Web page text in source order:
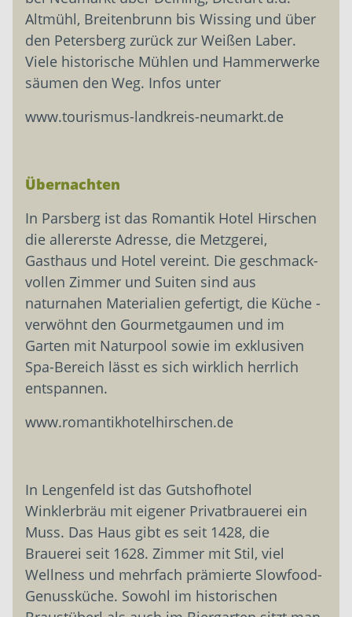
Altmühl, Breitenbrunn bis Wissing und über
den Petersberg zurück zur Weißen ­Laber.
Viele historische Mühlen und Hammerwerke
säumen den Weg. Infos unter
www.tourismus-landkreis-neumarkt.de
Übernachten
In Parsberg ist das Romantik Hotel Hirschen
die allererste Adresse, die Metzgerei,
Gasthaus und Hotel vereint. Die geschmack­
vollen Zimmer und Suiten sind aus
naturnahen Materialien gefertigt, die Küche ­
verwöhnt den Gourmetgaumen und im
Garten mit Naturpool sowie im exklusiven
Spa-Bereich lässt es sich wirklich herrlich
ent­spannen.
www.romantikhotelhirschen.de
In Lengenfeld ist das Gutshofhotel
Winklerbräu mit eigener Privatbrauerei ein
Muss. Das Haus gibt es seit 1428, die
Brauerei seit 1628. Zimmer mit Stil, viel
Wellness und mehrfach prämierte Slowfood-
Genussküche. Sowohl im historischen